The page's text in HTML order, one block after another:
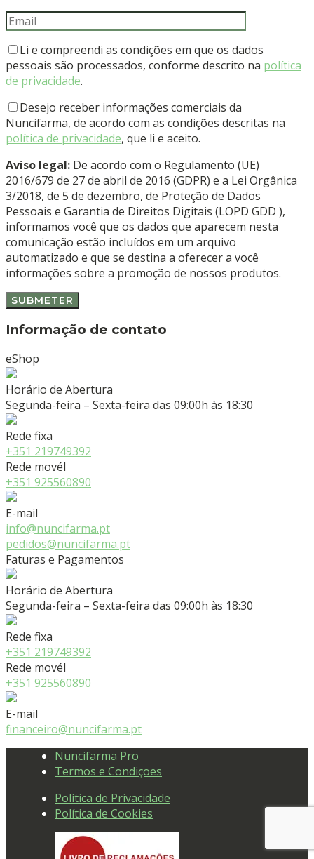
Li e compreendi as condições em que os dados
pessoais são processados, conforme descrito na política
de privacidade.
Desejo receber informações comerciais da
Nuncifarma, de acordo com as condições descritas na
política de privacidade, que li e aceito.
Aviso legal: De acordo com o Regulamento (UE)
2016/679 de 27 de abril de 2016 (GDPR) e a Lei Orgânica
3/2018, de 5 de dezembro, de Proteção de Dados
Pessoais e Garantia de Direitos Digitais (LOPD GDD ),
informamos você que os dados que aparecem nesta
comunicação estão incluídos em um arquivo
automatizado e que se destina a oferecer a você
informações sobre a promoção de nossos produtos.
Informação de contato
eShop
Horário de Abertura
Segunda-feira – Sexta-feira das 09:00h às 18:30
Rede fixa
+351 219749392
Rede movél
+351 925560890
E-mail
info@nuncifarma.pt
pedidos@nuncifarma.pt
Faturas e Pagamentos
Horário de Abertura
Segunda-feira – Sexta-feira das 09:00h às 18:30
Rede fixa
+351 219749392
Rede movél
+351 925560890
E-mail
financeiro@nuncifarma.pt
Nuncifarma Pro
Termos e Condiçoes
Política de Privacidade
Política de Cookies